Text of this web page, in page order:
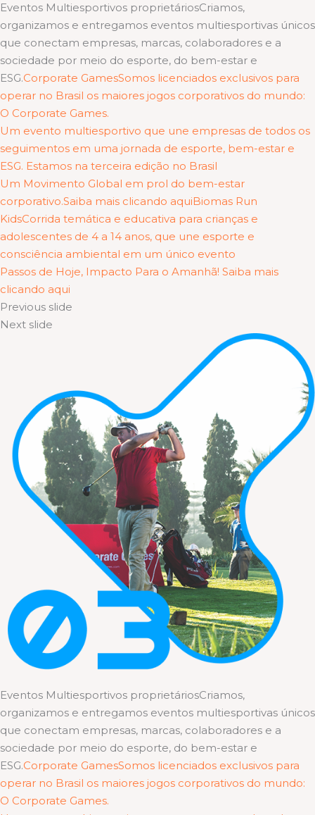
Eventos Multiesportivos proprietáriosCriamos,
organizamos e entregamos eventos multiesportivas únicos
que conectam empresas, marcas, colaboradores e a
sociedade por meio do esporte, do bem-estar e
ESG.Corporate GamesSomos licenciados exclusivos para
operar no Brasil os maiores jogos corporativos do mundo:
O Corporate Games.
Um evento multiesportivo que une empresas de todos os
seguimentos em uma jornada de esporte, bem-estar e
ESG. Estamos na terceira edição no Brasil
Um Movimento Global em prol do bem-estar
corporativo.Saiba mais clicando aquiBiomas Run
KidsCorrida temática e educativa para crianças e
adolescentes de 4 a 14 anos, que une esporte e
consciência ambiental em um único evento
Passos de Hoje, Impacto Para o Amanhã! Saiba mais
clicando aqui
Previous slide
Next slide
Eventos Multiesportivos proprietáriosCriamos,
organizamos e entregamos eventos multiesportivas únicos
que conectam empresas, marcas, colaboradores e a
sociedade por meio do esporte, do bem-estar e
ESG.Corporate GamesSomos licenciados exclusivos para
operar no Brasil os maiores jogos corporativos do mundo:
O Corporate Games.